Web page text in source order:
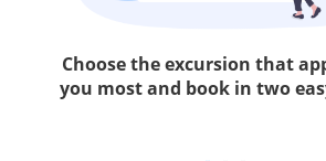
Choose the excursion that
you most and book in two